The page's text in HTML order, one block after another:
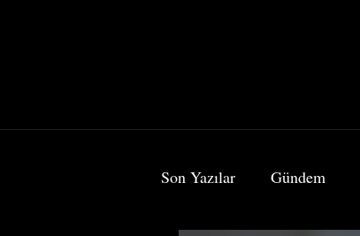
Son Yazılar Gündem